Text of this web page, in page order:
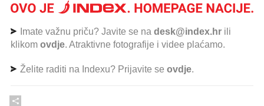
Imate važnu priču? Javite se na desk@index.hr ili
klikom ovdje. Atraktivne fotografije i videe plaćamo.
Želite raditi na Indexu? Prijavite se ovdje.